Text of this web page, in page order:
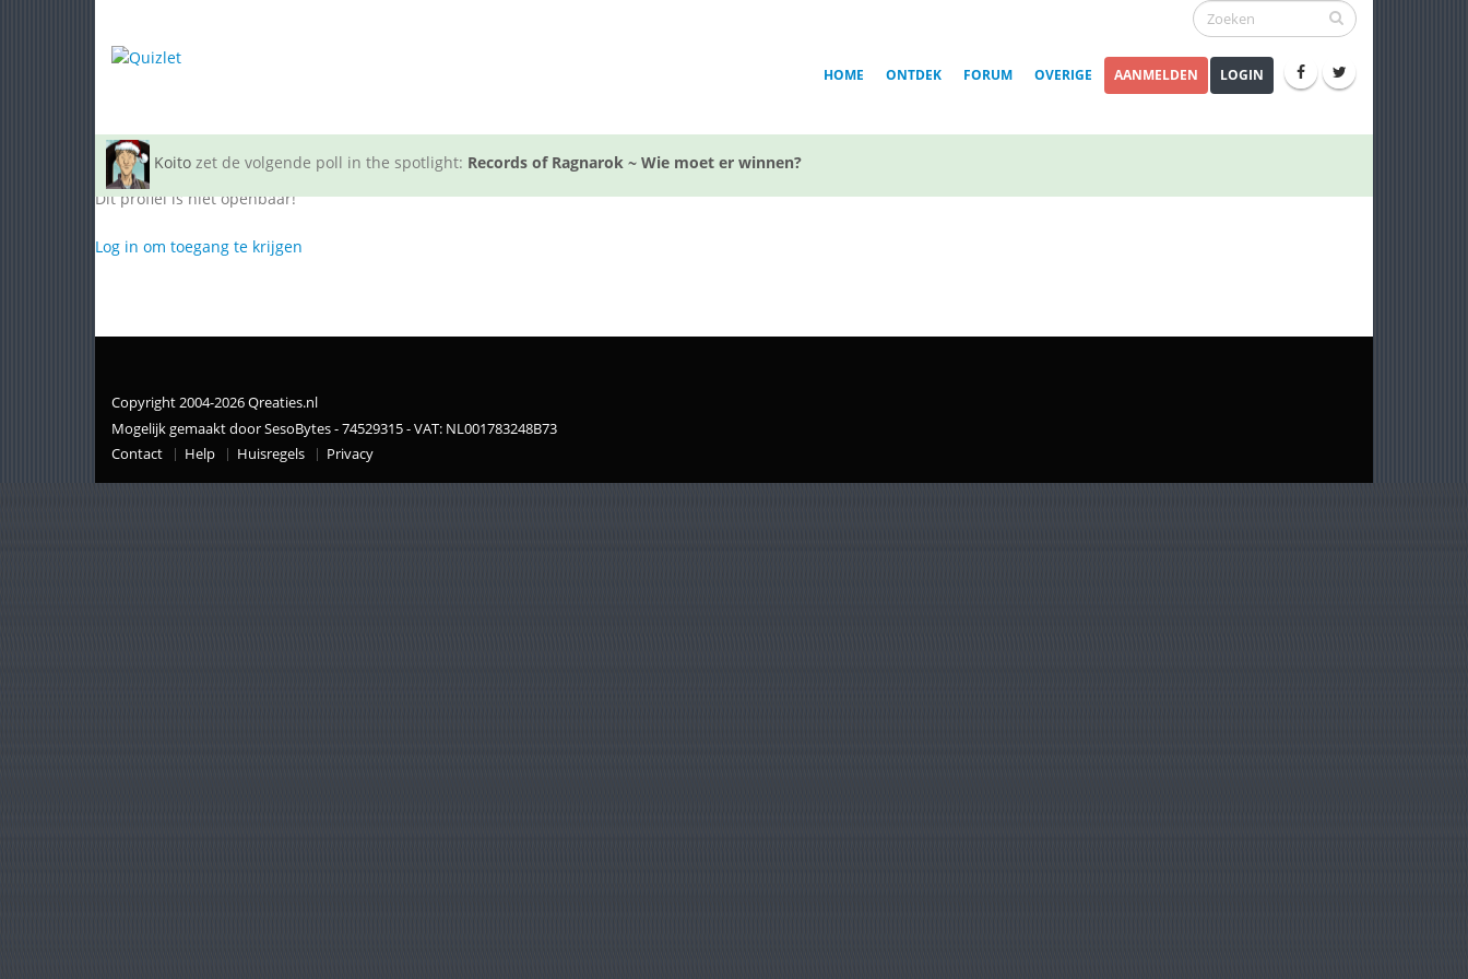
HOME ONTDEK FORUM OVERIGE AANMELDEN LOGIN
Koito zet de volgende poll in the spotlight: Records of Ragnarok ~ Wie moet er winnen?
Dit profiel is niet openbaar!
Log in om toegang te krijgen
Copyright 2004-2026 Qreaties.nl
Mogelijk gemaakt door SesoBytes - 74529315 - VAT: NL001783248B73
Contact
Help Huisregels Privacy